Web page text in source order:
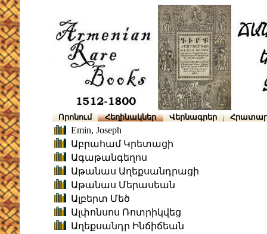
Որոնում Հեղինակներ Վերնագրեր
Emin, Joseph
Աբրահամ Կրետացի
Ագաթանգեղոս
Աթանաս Աղեքսանդրացի
Աթանաս Մերասեան
Ալբերտ Մեծ
Ալփոնսոս Ռոտրիկվեց
Աղեքսանդր Ինճիճեան